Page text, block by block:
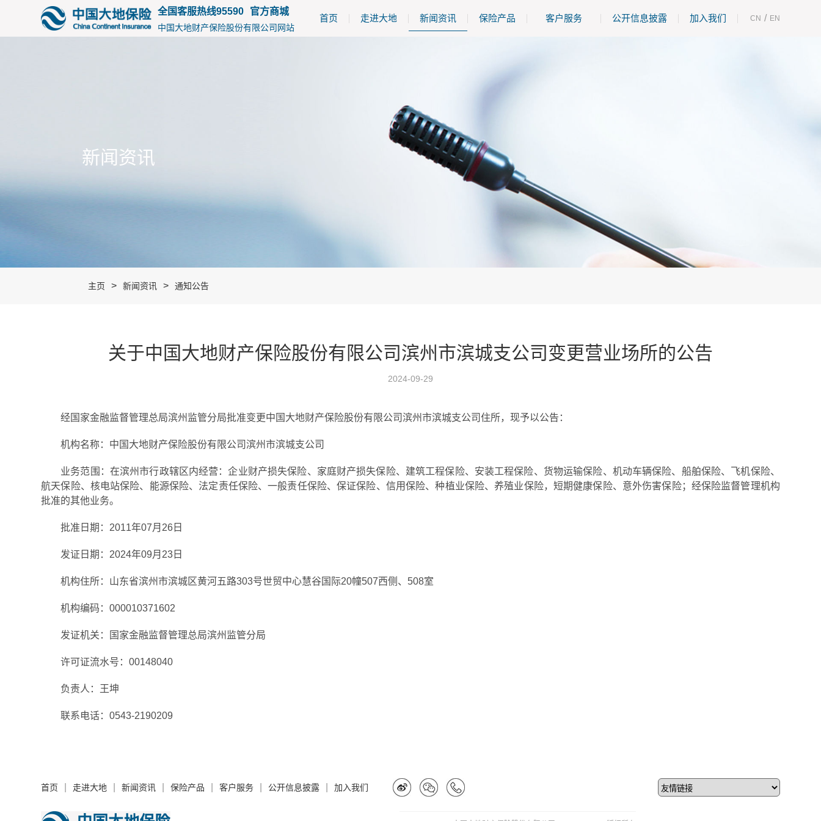
全国客服热线95590 官方商城
中国大地财产保险股份有限公司网站
首页 走进大地 新闻资讯 保险产品 客户服务 公开信息披露 加入我们 CN / EN
新闻资讯
主页 > 新闻资讯 > 通知公告
关于中国大地财产保险股份有限公司滨州市滨城支公司变更营业场所的公告
2024-09-29
经国家金融监督管理总局滨州监管分局批准变更中国大地财产保险股份有限公司滨州市滨城支公司住所，现予以公告：
机构名称：中国大地财产保险股份有限公司滨州市滨城支公司
业务范围：在滨州市行政辖区内经营：企业财产损失保险、家庭财产损失保险、建筑工程保险、安装工程保险、货物运输保险、机动车辆保险、船舶保险、飞机保险、
航天保险、核电站保险、能源保险、法定责任保险、一般责任保险、保证保险、信用保险、种植业保险、养殖业保险，短期健康保险、意外伤害保险；经保险监督管理机构
批准的其他业务。
批准日期：2011年07月26日
发证日期：2024年09月23日
机构住所：山东省滨州市滨城区黄河五路303号世贸中心慧谷国际20幢507西侧、508室
机构编码：000010371602
发证机关：国家金融监督管理总局滨州监管分局
许可证流水号：00148040
负责人：王坤
联系电话：0543-2190209
首页 走进大地 新闻资讯 保险产品 客户服务 公开信息披露 加入我们